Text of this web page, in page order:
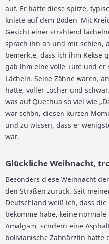
auf. Er hatte diese spitze,
kniete auf dem Boden. Mit
Gesicht einer strahlend
sprach ihn an und mir schien,
bemerkte, dass ich ihm Kekse
gab ihm eine volle Tüte und er
Lächeln. Seine Zähne waren,
hatte, voller Löcher und
was auf Quechua so viel wie
war schön, diesen kurzen
und zu wissen, dass er
war.
Glückliche Weihnacht,
Besonders diese Weihnacht
den Straßen zurück. Seit
Deutschland weiß ich, dass
bekomme habe, keine
Amalgam, sondern eine
bolivianische Zahnärztin hatte